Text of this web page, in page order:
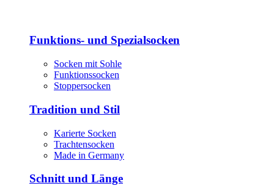
Funktions- und Spezialsocken
Socken mit Sohle
Funktionssocken
Stoppersocken
Tradition und Stil
Karierte Socken
Trachtensocken
Made in Germany
Schnitt und Länge